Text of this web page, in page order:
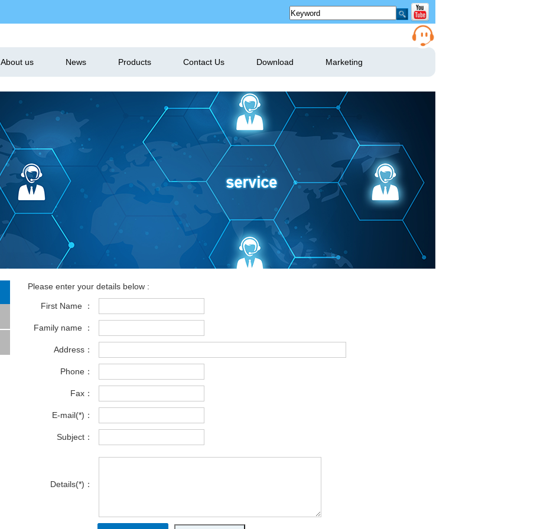
About us News Products Contact Us Download Marketing
Please enter your details below :
First Name ：
Family name ：
Address：
Phone：
Fax：
E-mail(*)：
Subject：
Details(*)：